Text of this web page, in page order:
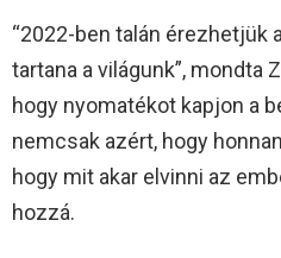
“2022-ben talán érezhetjük
tartana a világunk”, mondta
hogy nyomatékot kapjon a
nemcsak azért, hogy
hogy mit akar elvinni az
hozzá.